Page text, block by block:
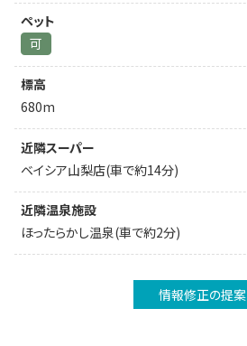
ペット
可
標高
680m
近隣スーパー
ベイシア山梨店(車で約14分)
近隣温泉施設
ほったらかし温泉(車で約2分)
情報修正の提案